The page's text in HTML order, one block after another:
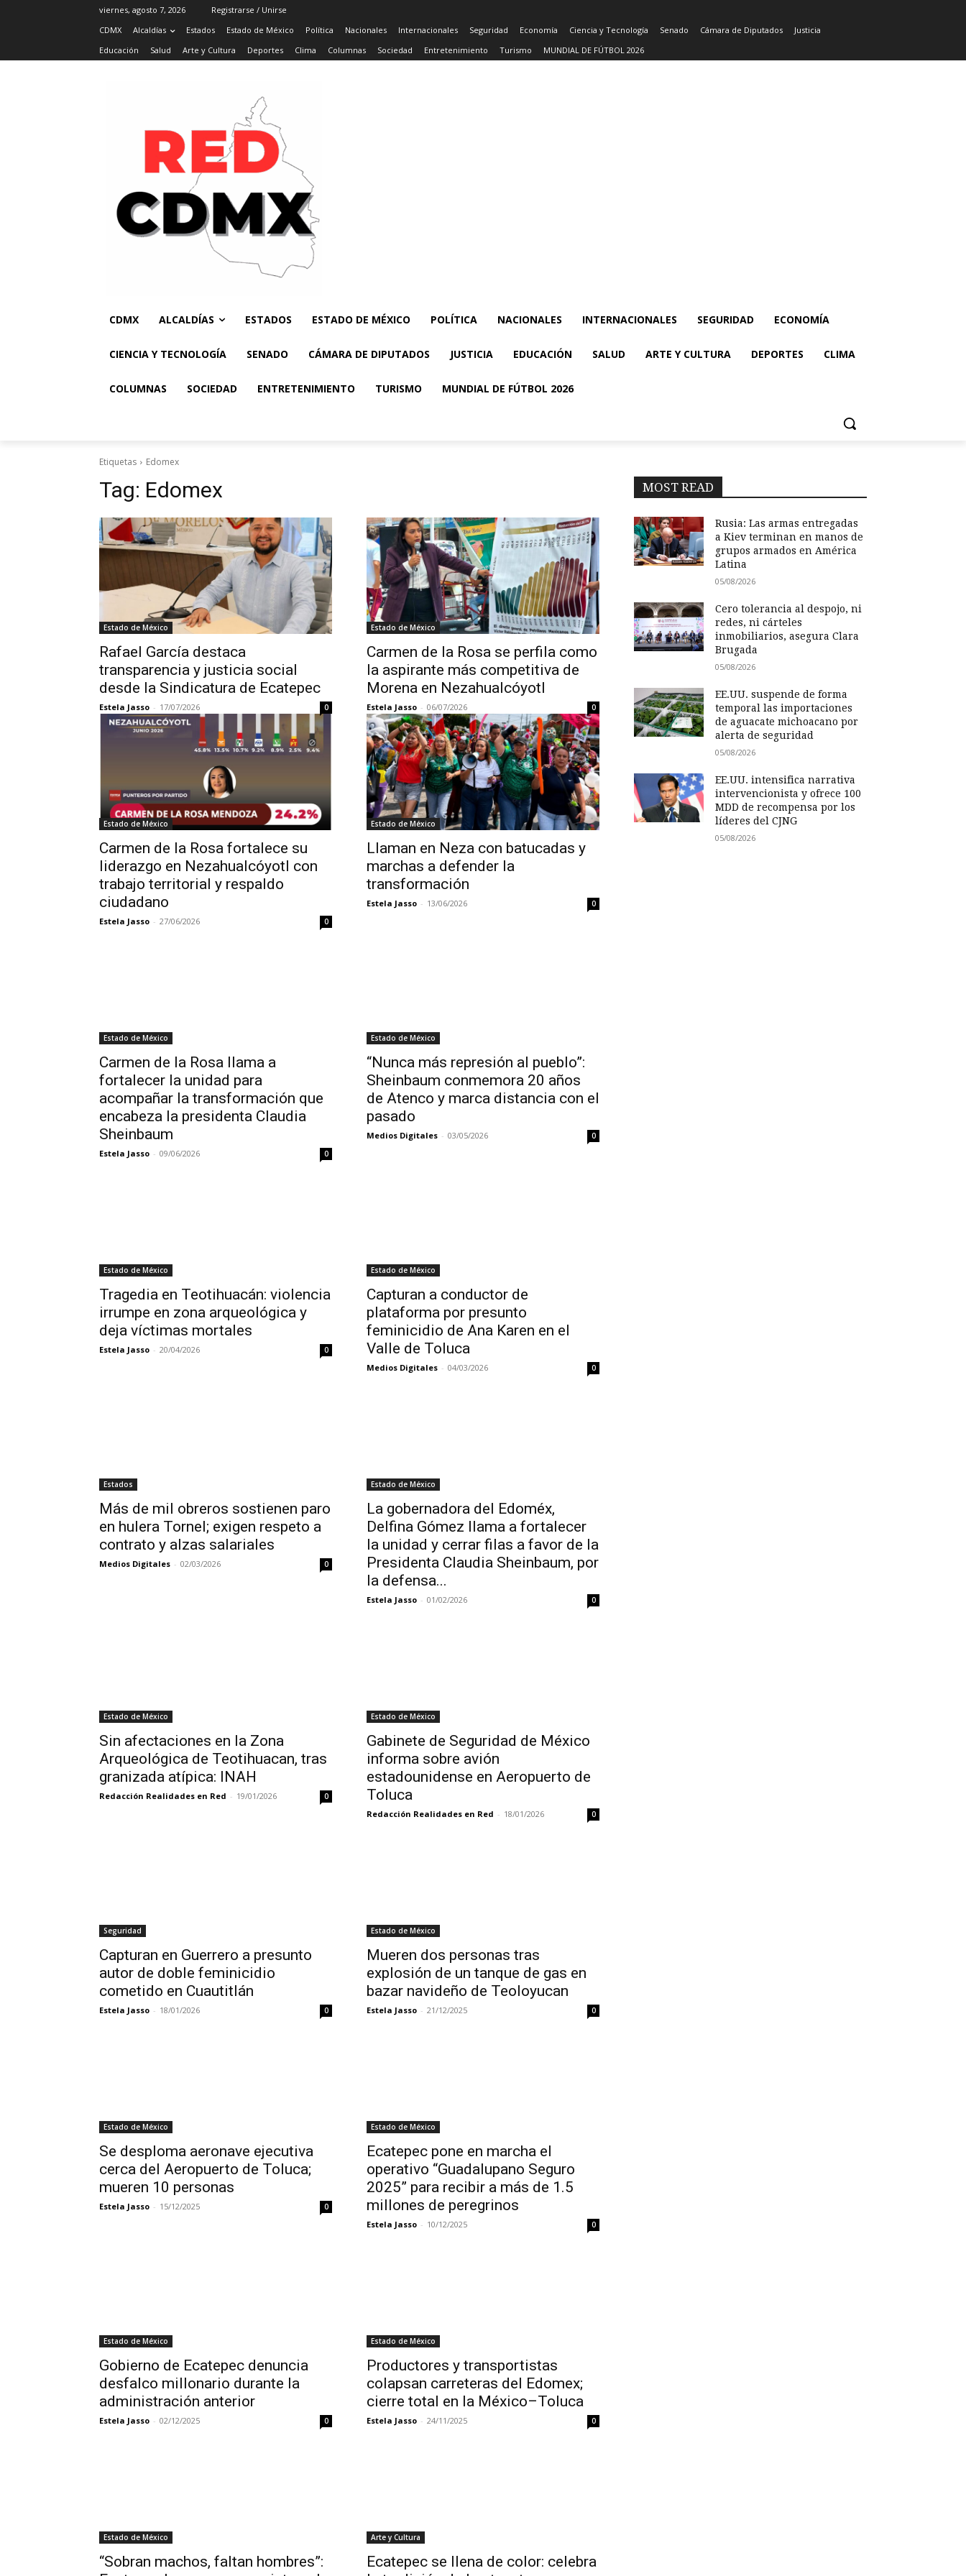
viernes, agosto 7, 2026
Registrarse / Unirse
CDMX
Alcaldías Estados Estado de México Política Nacionales Internacionales Seguridad Economía Ciencia y Tecnología Senado Cámara de Diputados
Justicia
Educación
Salud Arte y Cultura Deportes Clima Columnas Sociedad Entretenimiento Turismo MUNDIAL DE FÚTBOL 2026
CDMX ALCALDÍAS ESTADOS ESTADO DE MÉXICO POLÍTICA NACIONALES INTERNACIONALES SEGURIDAD ECONOMÍA
CIENCIA Y TECNOLOGÍA SENADO CÁMARA DE DIPUTADOS JUSTICIA EDUCACIÓN SALUD ARTE Y CULTURA DEPORTES CLIMA
COLUMNAS SOCIEDAD ENTRETENIMIENTO TURISMO MUNDIAL DE FÚTBOL 2026
Etiquetas Edomex
Tag: Edomex
Estado de México
Rafael García destaca
transparencia y justicia social
desde la Sindicatura de Ecatepec
Estela Jasso - 17/07/2026 0
Estado de México
Carmen de la Rosa se perfila como
la aspirante más competitiva de
Morena en Nezahualcóyotl
Estela Jasso - 06/07/2026 0
Estado de México
Carmen de la Rosa fortalece su
liderazgo en Nezahualcóyotl con
trabajo territorial y respaldo
ciudadano
Estela Jasso - 27/06/2026 0
Estado de México
Llaman en Neza con batucadas y
marchas a defender la
transformación
Estela Jasso - 13/06/2026 0
Estado de México
Carmen de la Rosa llama a
fortalecer la unidad para
acompañar la transformación que
encabeza la presidenta Claudia
Sheinbaum
Estela Jasso - 09/06/2026 0
Estado de México
“Nunca más represión al pueblo”:
Sheinbaum conmemora 20 años
de Atenco y marca distancia con el
pasado
Medios Digitales - 03/05/2026 0
Estado de México
Tragedia en Teotihuacán: violencia
irrumpe en zona arqueológica y
deja víctimas mortales
Estela Jasso - 20/04/2026 0
Estado de México
Capturan a conductor de
plataforma por presunto
feminicidio de Ana Karen en el
Valle de Toluca
Medios Digitales - 04/03/2026 0
Estados
Más de mil obreros sostienen paro
en hulera Tornel; exigen respeto a
contrato y alzas salariales
Medios Digitales - 02/03/2026 0
Estado de México
La gobernadora del Edoméx,
Delfina Gómez llama a fortalecer
la unidad y cerrar filas a favor de la
Presidenta Claudia Sheinbaum, por
la defensa...
Estela Jasso - 01/02/2026 0
Estado de México
Sin afectaciones en la Zona
Arqueológica de Teotihuacan, tras
granizada atípica: INAH
Redacción Realidades en Red - 19/01/2026 0
Estado de México
Gabinete de Seguridad de México
informa sobre avión
estadounidense en Aeropuerto de
Toluca
Redacción Realidades en Red - 18/01/2026 0
Seguridad
Capturan en Guerrero a presunto
autor de doble feminicidio
cometido en Cuautitlán
Estela Jasso - 18/01/2026 0
Estado de México
Mueren dos personas tras
explosión de un tanque de gas en
bazar navideño de Teoloyucan
Estela Jasso - 21/12/2025 0
Estado de México
Se desploma aeronave ejecutiva
cerca del Aeropuerto de Toluca;
mueren 10 personas
Estela Jasso - 15/12/2025 0
Estado de México
Ecatepec pone en marcha el
operativo “Guadalupano Seguro
2025” para recibir a más de 1.5
millones de peregrinos
Estela Jasso - 10/12/2025 0
Estado de México
Gobierno de Ecatepec denuncia
desfalco millonario durante la
administración anterior
Estela Jasso - 02/12/2025 0
Estado de México
Productores y transportistas
colapsan carreteras del Edomex;
cierre total en la México–Toluca
Estela Jasso - 24/11/2025 0
Estado de México
“Sobran machos, faltan hombres”:
Arte y Cultura
Ecatepec se llena de color: celebra
MOST READ
Rusia: Las armas entregadas
a Kiev terminan en manos de
grupos armados en América
Latina
05/08/2026
Cero tolerancia al despojo, ni
redes, ni cárteles
inmobiliarios, asegura Clara
Brugada
05/08/2026
EE.UU. suspende de forma
temporal las importaciones
de aguacate michoacano por
alerta de seguridad
05/08/2026
EE.UU. intensifica narrativa
intervencionista y ofrece 100
MDD de recompensa por los
líderes del CJNG
05/08/2026